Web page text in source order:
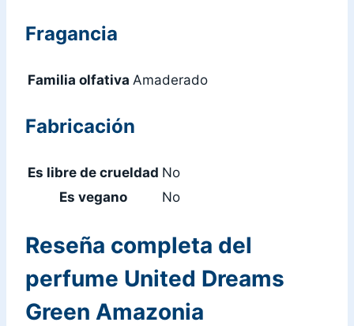
Fragancia
Familia olfativa Amaderado
Fabricación
Es libre de crueldad No
Es vegano
No
Reseña completa del
perfume United Dreams
Green Amazonia